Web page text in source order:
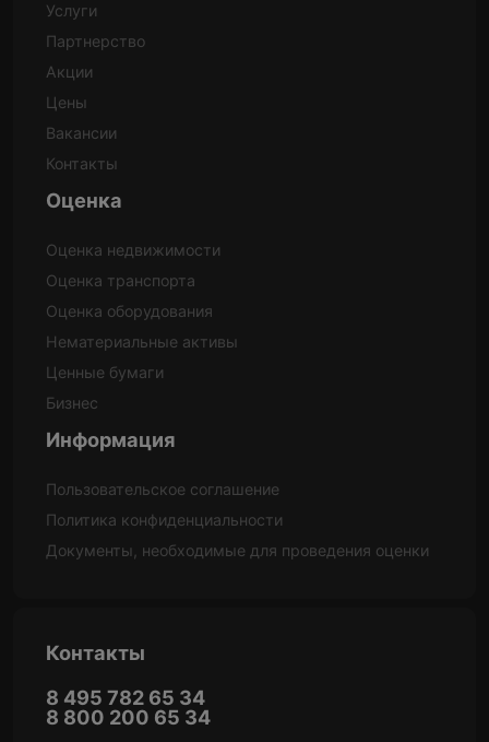
Услуги
Партнерство
Акции
Цены
Вакансии
Контакты
Оценка
Оценка недвижимости
Оценка транспорта
Оценка оборудования
Нематериальные активы
Ценные бумаги
Бизнес
Информация
Пользовательское соглашение
Политика конфиденциальности
Документы, необходимые для проведения оценки
Контакты
8 495 782 65 34
8 800 200 65 34